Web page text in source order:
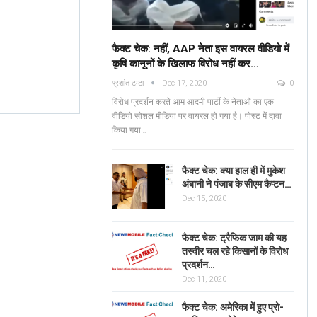
फैक्ट चेक: नहीं, AAP नेता इस वायरल वीडियो में
कृषि कानूनों के खिलाफ विरोध नहीं कर…
प्रशांत टम्टा Dec 17, 2020 0
विरोध प्रदर्शन करते आम आदमी पार्टी के नेताओं का एक
वीडियो सोशल मीडिया पर वायरल हो गया है। पोस्ट में दावा
किया गया…
फैक्ट चेक: क्या हाल ही में मुकेश
अंबानी ने पंजाब के सीएम कैप्टन…
Dec 15, 2020
फैक्ट चेक: ट्रैफिक जाम की यह
तस्वीर चल रहे किसानों के विरोध
प्रदर्शन…
Dec 11, 2020
फैक्ट चेक: अमेरिका में हुए प्रो-
Fact Check: No, AAP
Leaders Are NOT
Protesting Against Farm
Laws In The Viral…
ব্যঙ্গাত্মক ভিডিওটি